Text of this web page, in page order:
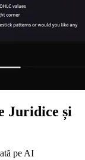
Juridice și
pe AI